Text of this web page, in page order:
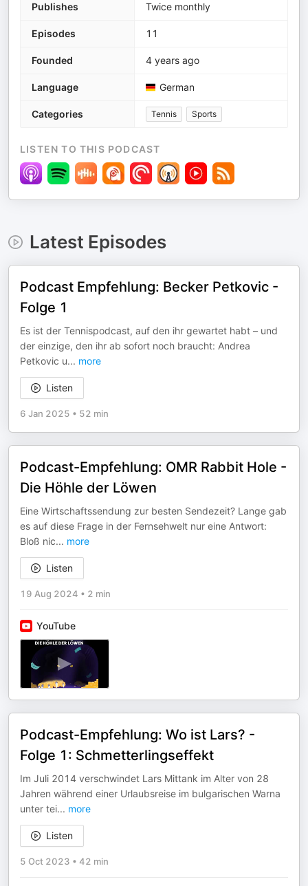
Publishes Twice monthly
Episodes 11
Founded 4 years ago
Language German
Categories Tennis Sports
LISTEN TO THIS PODCAST
Latest Episodes
Podcast Empfehlung: Becker Petkovic -
Folge 1
Es ist der Tennispodcast, auf den ihr gewartet habt – und
der einzige, den ihr ab sofort noch braucht: Andrea
Petkovic u... more
Listen
6 Jan 2025 • 52 min
Podcast-Empfehlung: OMR Rabbit Hole -
Die Höhle der Löwen
Eine Wirtschaftssendung zur besten Sendezeit? Lange gab
es auf diese Frage in der Fernsehwelt nur eine Antwort:
Bloß nic... more
Listen
19 Aug 2024 • 2 min
YouTube
Podcast-Empfehlung: Wo ist Lars? -
Folge 1: Schmetterlingseffekt
Im Juli 2014 verschwindet Lars Mittank im Alter von 28
Jahren während einer Urlaubsreise im bulgarischen Warna
unter tei... more
Listen
5 Oct 2023 • 42 min